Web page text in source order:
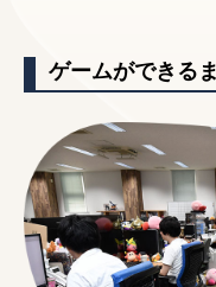
ゲームができる